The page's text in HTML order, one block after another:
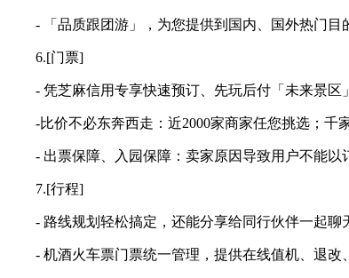
- 「品质跟团游」，为您提供到国内、国外热门目
6.[门票]
- 凭芝麻信用专享快速预订、先玩后付「未来景区
-比价不必东奔西走：近2000家商家任您挑选；千家
- 出票保障、入园保障：卖家原因导致用户不能以
7.[行程]
- 路线规划轻松搞定，还能分享给同行伙伴一起聊
- 机酒火车票门票统一管理，提供在线值机、退改